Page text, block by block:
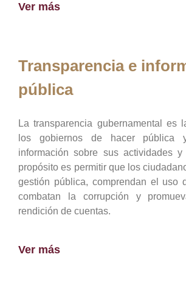
Ver más
Transparencia e
pública
La transparencia gubernamental es
los gobiernos de hacer pública
información sobre sus actividades
propósito es permitir que los
gestión pública, comprendan el uso
combatan la corrupción y
rendición de cuentas.
Ver más